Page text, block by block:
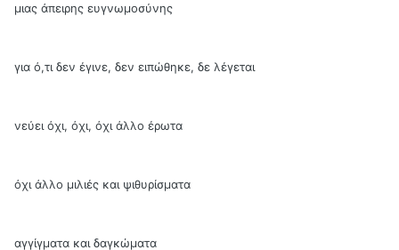
μιας άπειρης ευγνωμοσύνης
για ό,τι δεν έγινε, δεν ειπώθηκε, δε λέγεται
νεύει όχι, όχι, όχι άλλο έρωτα
όχι άλλο μιλιές και ψιθυρίσματα
αγγίγματα και δαγκώματα